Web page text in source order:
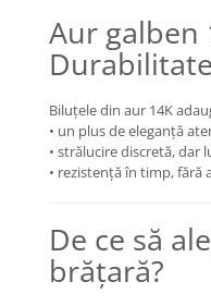
Aur galben
Durabilitate
Biluțele din aur 14K
• un plus de eleganță
• strălucire discretă, dar
• rezistență în timp, fără
De ce să
brățară?